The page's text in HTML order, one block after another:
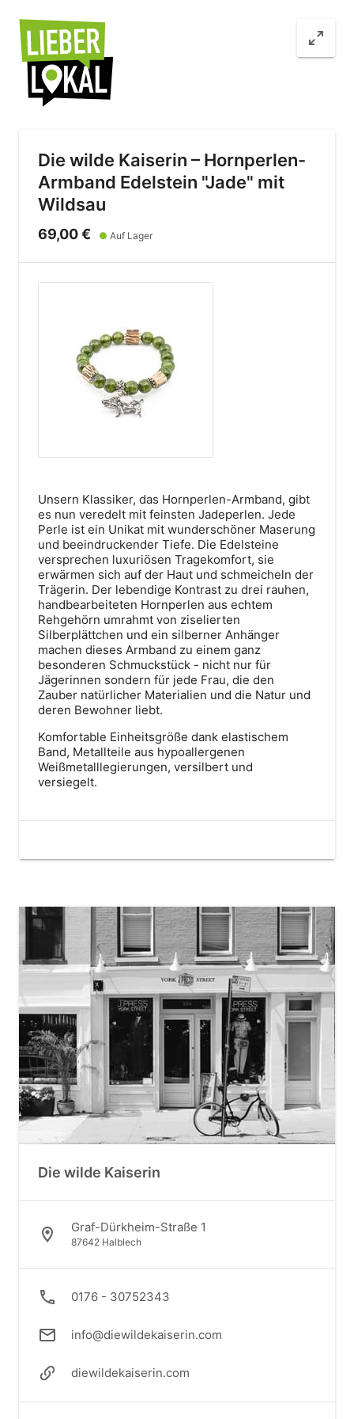
Die wilde Kaiserin
Graf-Dürkheim-Straße 1
87642 Halblech
0176 - 30752343
info@diewildekaiserin.com
diewildekaiserin.com
Route anzeigen
Die wilde Kaiserin – Hornperlen-
Armband Edelstein "Jade" mit
Wildsau
69,00 € ● Auf Lager
Unsern Klassiker, das Hornperlen-Armband, gibt
es nun veredelt mit feinsten Jadeperlen. Jede
Perle ist ein Unikat mit wunderschöner Maserung
und beeindruckender Tiefe. Die Edelsteine
versprechen luxuriösen Tragekomfort, sie
erwärmen sich auf der Haut und schmeicheln der
Trägerin. Der lebendige Kontrast zu drei rauhen,
handbearbeiteten Hornperlen aus echtem
Rehgehörn umrahmt von ziselierten
Silberplättchen und ein silberner Anhänger
machen dieses Armband zu einem ganz
besonderen Schmuckstück - nicht nur für
Jägerinnen sondern für jede Frau, die den
Zauber natürlicher Materialien und die Natur und
deren Bewohner liebt.
Komfortable Einheitsgröße dank elastischem
Band, Metallteile aus hypoallergenen
Weißmetalllegierungen, versilbert und
versiegelt.